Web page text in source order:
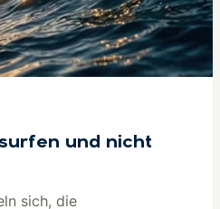
und nicht
sich, die